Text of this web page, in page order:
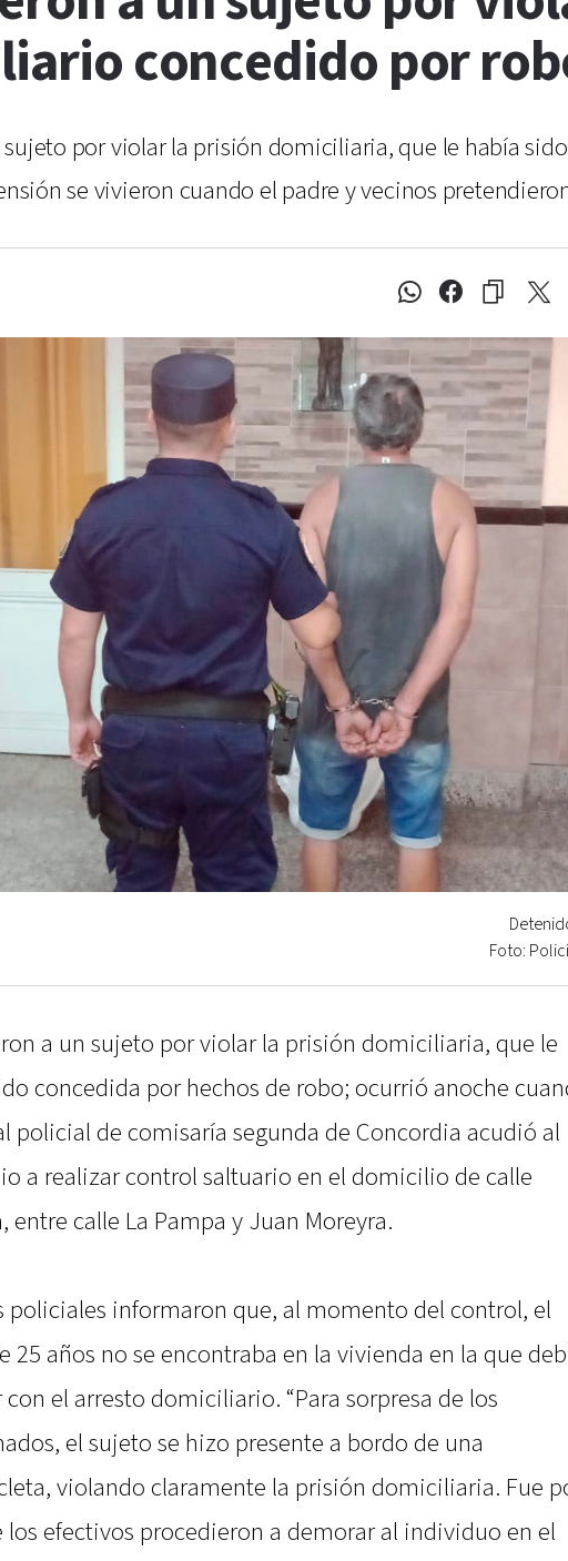
concedido por
por violar la prisión domiciliaria, que le había
se vivieron cuando el padre y vecinos
Foto:
a un sujeto por violar la prisión domiciliaria, que le
concedida por hechos de robo; ocurrió anoche
policial de comisaría segunda de Concordia acudió al
a realizar control saltuario en el domicilio de calle
entre calle La Pampa y Juan Moreyra.
policiales informaron que, al momento del control, el
25 años no se encontraba en la vivienda en la que
el arresto domiciliario. “Para sorpresa de los
el sujeto se hizo presente a bordo de una
violando claramente la prisión domiciliaria. Fue
los efectivos procedieron a demorar al individuo en el